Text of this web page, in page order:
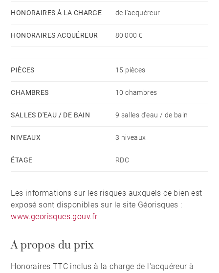
HONORAIRES À LA CHARGE de l'acquéreur
HONORAIRES ACQUÉREUR 80 000 €
PIÈCES 15 pièces
CHAMBRES 10 chambres
SALLES D'EAU / DE BAIN 9 salles d'eau / de bain
NIVEAUX 3 niveaux
ÉTAGE RDC
Les informations sur les risques auxquels ce bien est
exposé sont disponibles sur le site Géorisques :
www.georisques.gouv.fr
A propos du prix
Honoraires TTC inclus à la charge de l'acquéreur à